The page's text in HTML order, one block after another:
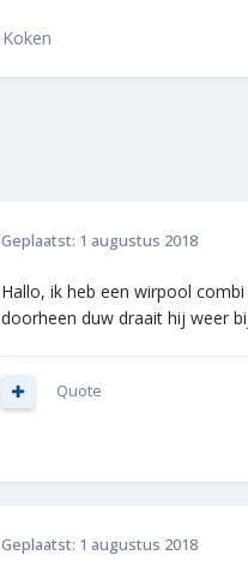
Koken
Geplaatst: 1 augustus 2018
Hallo, ik heb een wirpool
doorheen duw draait hij weer
Quote
Geplaatst: 1 augustus 2018